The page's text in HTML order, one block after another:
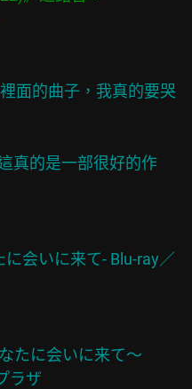
面的曲子，我真的要哭
真的是一部很好的作
会いに来て- Blu-ray／
たに会いに来て～
ラザ